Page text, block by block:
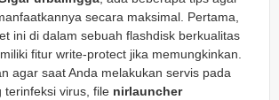
secara maksimal. Pertama,
ini di dalam sebuah flashdisk berkualitas
fitur write-protect jika memungkinkan.
agar saat Anda melakukan servis pada
terinfeksi virus, file nirlauncher